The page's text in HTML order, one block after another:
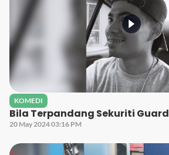
KOMEDI
Bila Terpandang Sekuriti Guard
20 May 2024 03:16 PM